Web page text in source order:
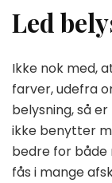
Led
Ikke nok med,
farver, udefra
belysning, så
ikke benytter
bedre for både
fås i mange